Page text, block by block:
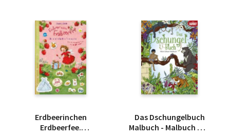
Erdbeerinchen
Erdbeerfee.
Das Dschungelbuch
Malbuch - Malbuch mit